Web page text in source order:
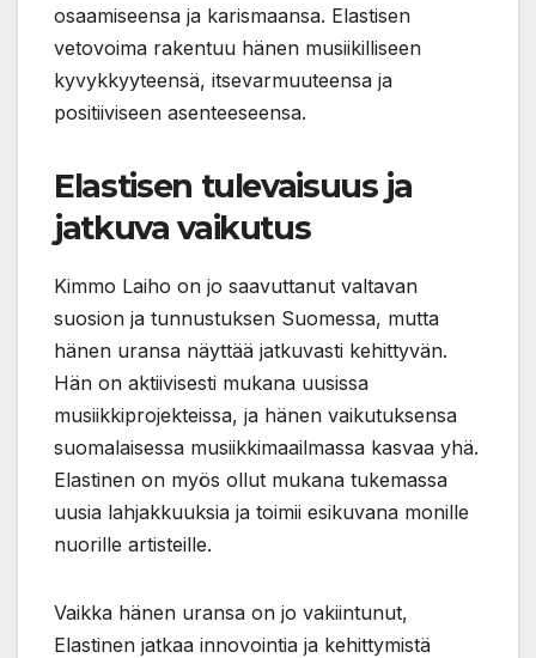
osaamiseensa ja karismaansa. Elastisen
vetovoima rakentuu hänen musiikilliseen
kyvykkyyteensä, itsevarmuuteensa ja
positiiviseen asenteeseensa.
Elastisen tulevaisuus ja
jatkuva vaikutus
Kimmo Laiho on jo saavuttanut valtavan
suosion ja tunnustuksen Suomessa, mutta
hänen uransa näyttää jatkuvasti kehittyvän.
Hän on aktiivisesti mukana uusissa
musiikkiprojekteissa, ja hänen vaikutuksensa
suomalaisessa musiikkimaailmassa kasvaa yhä.
Elastinen on myös ollut mukana tukemassa
uusia lahjakkuuksia ja toimii esikuvana monille
nuorille artisteille.
Vaikka hänen uransa on jo vakiintunut,
Elastinen jatkaa innovointia ja kehittymistä